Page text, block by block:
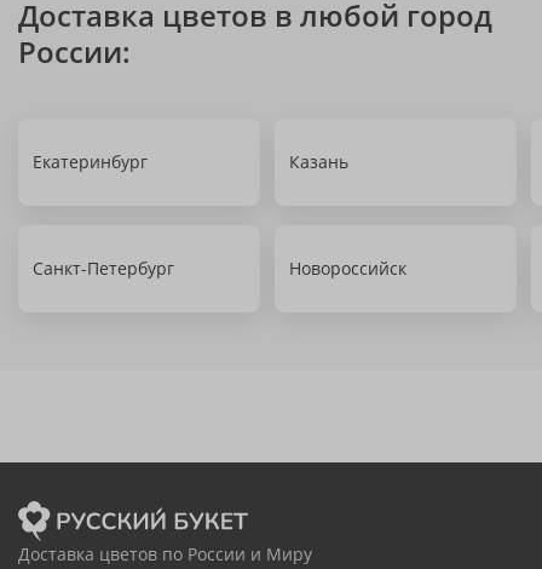
Доставка цветов в любой город
России:
Екатеринбург Казань
Санкт-Петербург Новороссийск
Доставка цветов по России и Миру